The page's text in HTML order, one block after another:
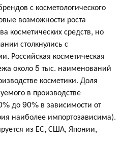
с косметологического
возможности роста
косметических средств, но
столкнулись с
Российская косметическая
около 5 тыс. наименований
косметики. Доля
в производстве
до 90% в зависимости от
наиболее импортозависима).
из ЕС, США, Японии,